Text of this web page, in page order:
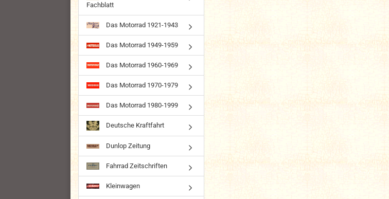
Fachblatt
Das Motorrad 1921-1943
Das Motorrad 1949-1959
Das Motorrad 1960-1969
Das Motorrad 1970-1979
Das Motorrad 1980-1999
Deutsche Kraftfahrt
Dunlop Zeitung
Fahrrad Zeitschriften
Kleinwagen